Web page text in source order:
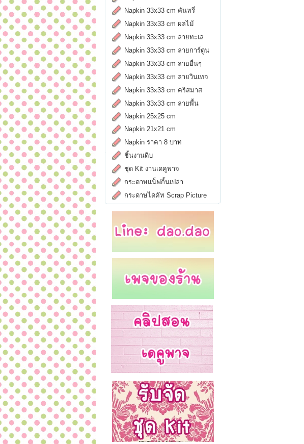
Napkin 33x33 cm คันทรี่
Napkin 33x33 cm ผลไม้
Napkin 33x33 cm ลายทะเล
Napkin 33x33 cm ลายการ์ตูน
Napkin 33x33 cm ลายอื่นๆ
Napkin 33x33 cm ลายวินเทจ
Napkin 33x33 cm คริสมาส
Napkin 33x33 cm ลายพื้น
Napkin 25x25 cm
Napkin 21x21 cm
Napkin ราคา 8 บาท
ชิ้นงานดิบ
ชุด Kit งานเดคูพาจ
กระดาษแน็ฟกิ้นเปล่า
กระดาษไดคัท Scrap Picture